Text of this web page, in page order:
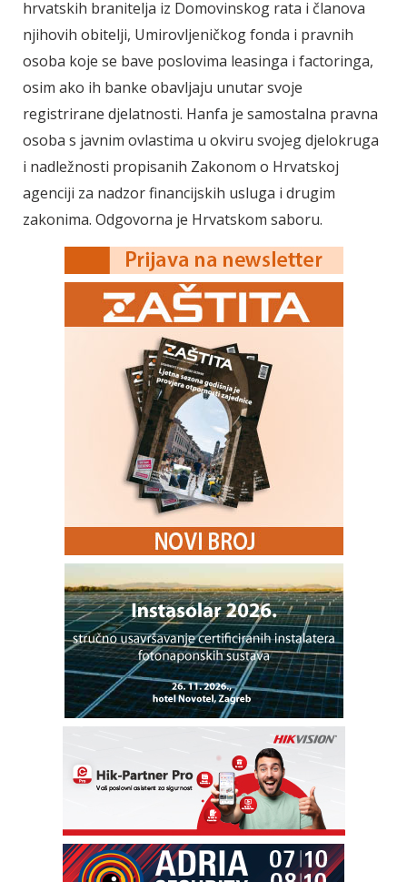
hrvatskih branitelja iz Domovinskog rata i članova
njihovih obitelji, Umirovljeničkog fonda i pravnih
osoba koje se bave poslovima leasinga i factoringa,
osim ako ih banke obavljaju unutar svoje
registrirane djelatnosti. Hanfa je samostalna pravna
osoba s javnim ovlastima u okviru svojeg djelokruga
i nadležnosti propisanih Zakonom o Hrvatskoj
agenciji za nadzor financijskih usluga i drugim
zakonima. Odgovorna je Hrvatskom saboru.